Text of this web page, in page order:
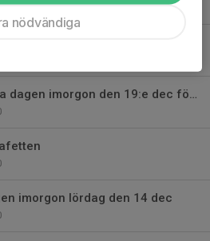
Påminnelse, sista dagen imorgon den 19:e dec för anmälan till Tynderöcupen
imorgon lördag den 14 dec
nödvändiga